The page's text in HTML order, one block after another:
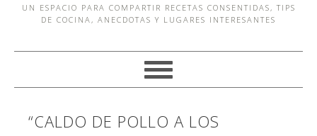
UN ESPACIO PARA COMPARTIR RECETAS CONSENTIDAS, TIPS
DE COCINA, ANECDOTAS Y LUGARES INTERESANTES
“CALDO DE POLLO A LOS